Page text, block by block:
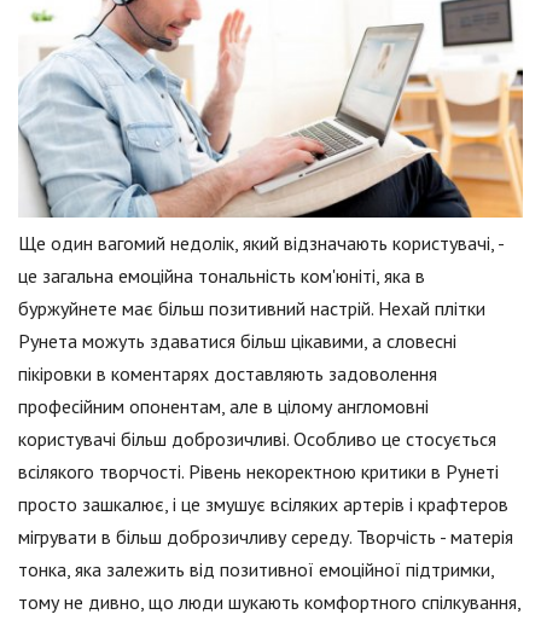
Ще один вагомий недолік, який відзначають користувачі, -
це загальна емоційна тональність ком'юніті, яка в
буржуйнете має більш позитивний настрій. Нехай плітки
Рунета можуть здаватися більш цікавими, а словесні
пікіровки в коментарях доставляють задоволення
професійним опонентам, але в цілому англомовні
користувачі більш доброзичливі. Особливо це стосується
всілякого творчості. Рівень некоректною критики в Рунеті
просто зашкалює, і це змушує всіляких артерів і крафтеров
мігрувати в більш доброзичливу середу. Творчість - матерія
тонка, яка залежить від позитивної емоційної підтримки,
тому не дивно, що люди шукають комфортного спілкування,